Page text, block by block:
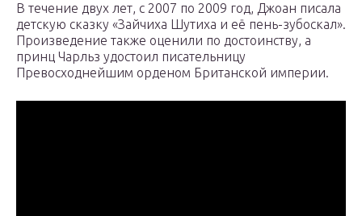
В течение двух лет, с 2007 по 2009 год, Джоан писала
детскую сказку «Зайчиха Шутиха и её пень-зубоскал».
Произведение также оценили по достоинству, а
принц Чарльз удостоил писательницу
Превосходнейшим орденом Британской империи.